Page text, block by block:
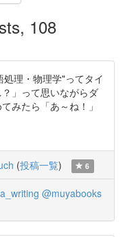
108
理・物理学"ってタイ
」って思いながらダ
みたら「あ～ね！」
(投稿一覧) 6
@muyabooks